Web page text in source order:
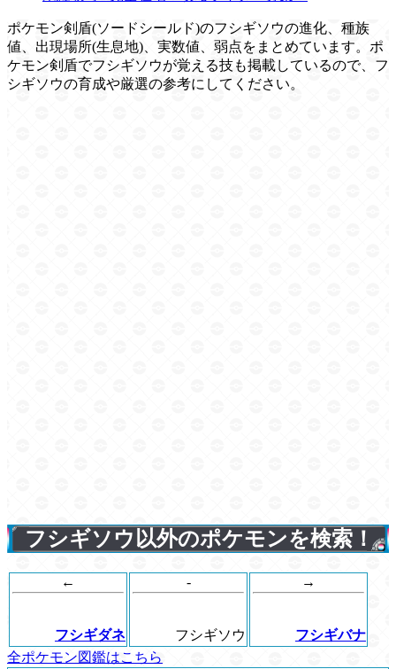
ポケモン剣盾(ソードシールド)のフシギソウの進化、種族
値、出現場所(生息地)、実数値、弱点をまとめています。ポ
ケモン剣盾でフシギソウが覚える技も掲載しているので、フ
シギソウの育成や厳選の参考にしてください。
フシギソウ以外のポケモンを検索！
←
フシギダネ
-
フシギソウ
→
フシギバナ
全ポケモン図鑑はこちら